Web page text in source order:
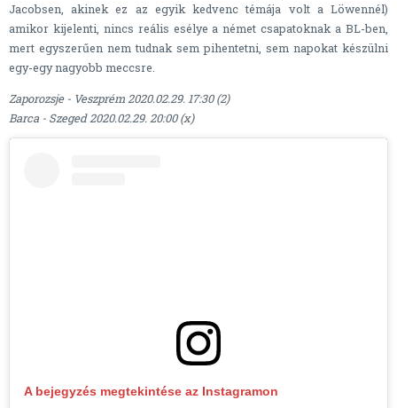
Jacobsen, akinek ez az egyik kedvenc témája volt a Löwennél)
amikor kijelenti, nincs reális esélye a német csapatoknak a BL-ben,
mert egyszerűen nem tudnak sem pihentetni, sem napokat készülni
egy-egy nagyobb meccsre.
Zaporozsje - Veszprém 2020.02.29. 17:30 (2)
Barca - Szeged 2020.02.29. 20:00 (x)
A bejegyzés megtekintése az Instagramon